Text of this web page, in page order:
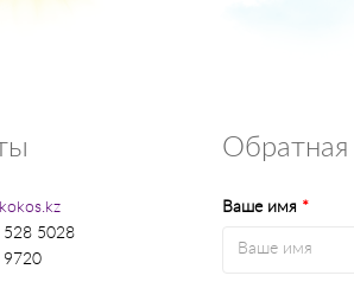
528 5028
9720
Обратная
Ваше имя *